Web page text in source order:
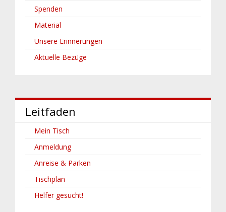
Spenden
Material
Unsere Erinnerungen
Aktuelle Bezüge
Leitfaden
Mein Tisch
Anmeldung
Anreise & Parken
Tischplan
Helfer gesucht!